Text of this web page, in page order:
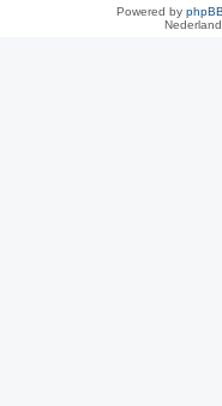
Powered by phpBB